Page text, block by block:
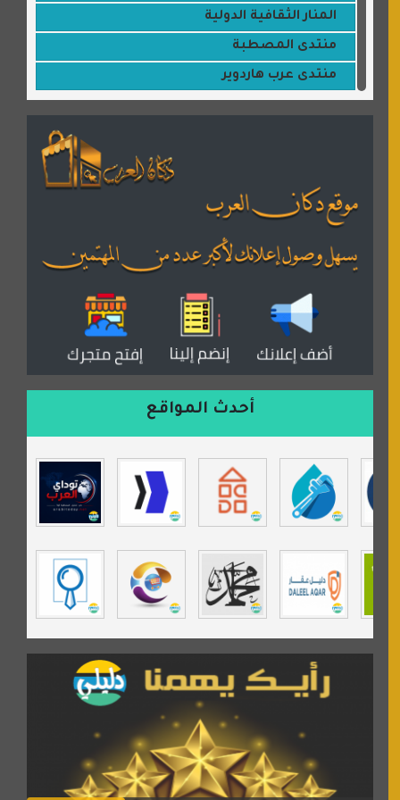
المنار الثقافية الدولية
منتدى المصطبة
منتدى عرب هاردوير
القران للجميع
منتدى همسات روائية
المكتبة الصوتية للقران الكريم
منتدى عدلات
موقع مداد الإسلامي
ورشة زهرة لورا للحدادة
موقع حراج خدمة
تي في قران
موسوعة نور الرحمن
مندى غرام
مردة سوفت
السبيل
أحدث المواقع